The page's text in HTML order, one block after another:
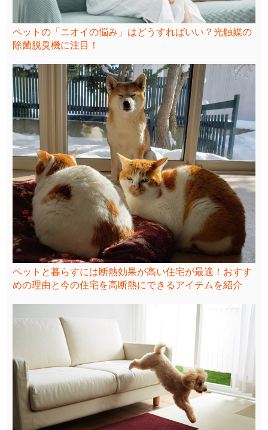
ペットの「ニオイの悩み」はどうすればいい？光触媒の
除菌脱臭機に注目！
ペットと暮らすには断熱効果が高い住宅が最適！おすす
めの理由と今の住宅を高断熱にできるアイテムを紹介